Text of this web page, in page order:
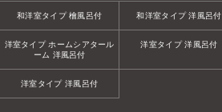
和洋室タイプ 檜風呂付 和洋室タイプ 洋風呂付
洋室タイプ ホームシアタール
ーム 洋風呂付
洋室タイプ 洋風呂付
洋室タイプ 洋風呂付